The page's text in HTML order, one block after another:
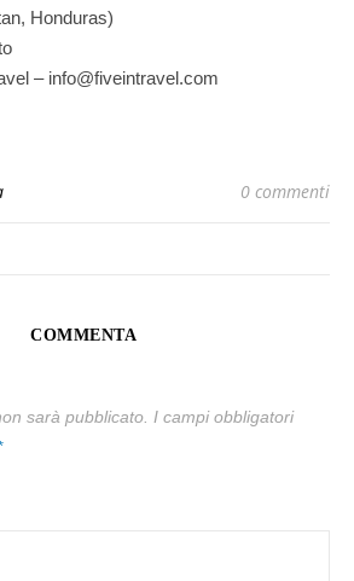
Honduras)
– info@fiveintravel.com
0 commenti
COMMENTA
sarà pubblicato. I campi obbligatori